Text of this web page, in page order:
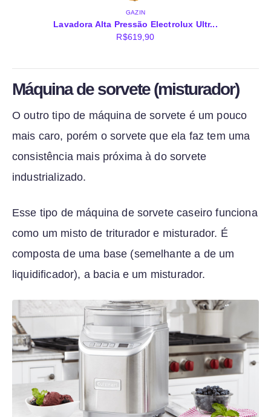
GAZIN
Lavadora Alta Pressão Electrolux Ultr...
R$619,90
Máquina de sorvete (misturador)
O outro tipo de máquina de sorvete é um pouco
mais caro, porém o sorvete que ela faz tem uma
consistência mais próxima à do sorvete
industrializado.
Esse tipo de máquina de sorvete caseiro funciona
como um misto de triturador e misturador. É
composta de uma base (semelhante a de um
liquidificador), a bacia e um misturador.